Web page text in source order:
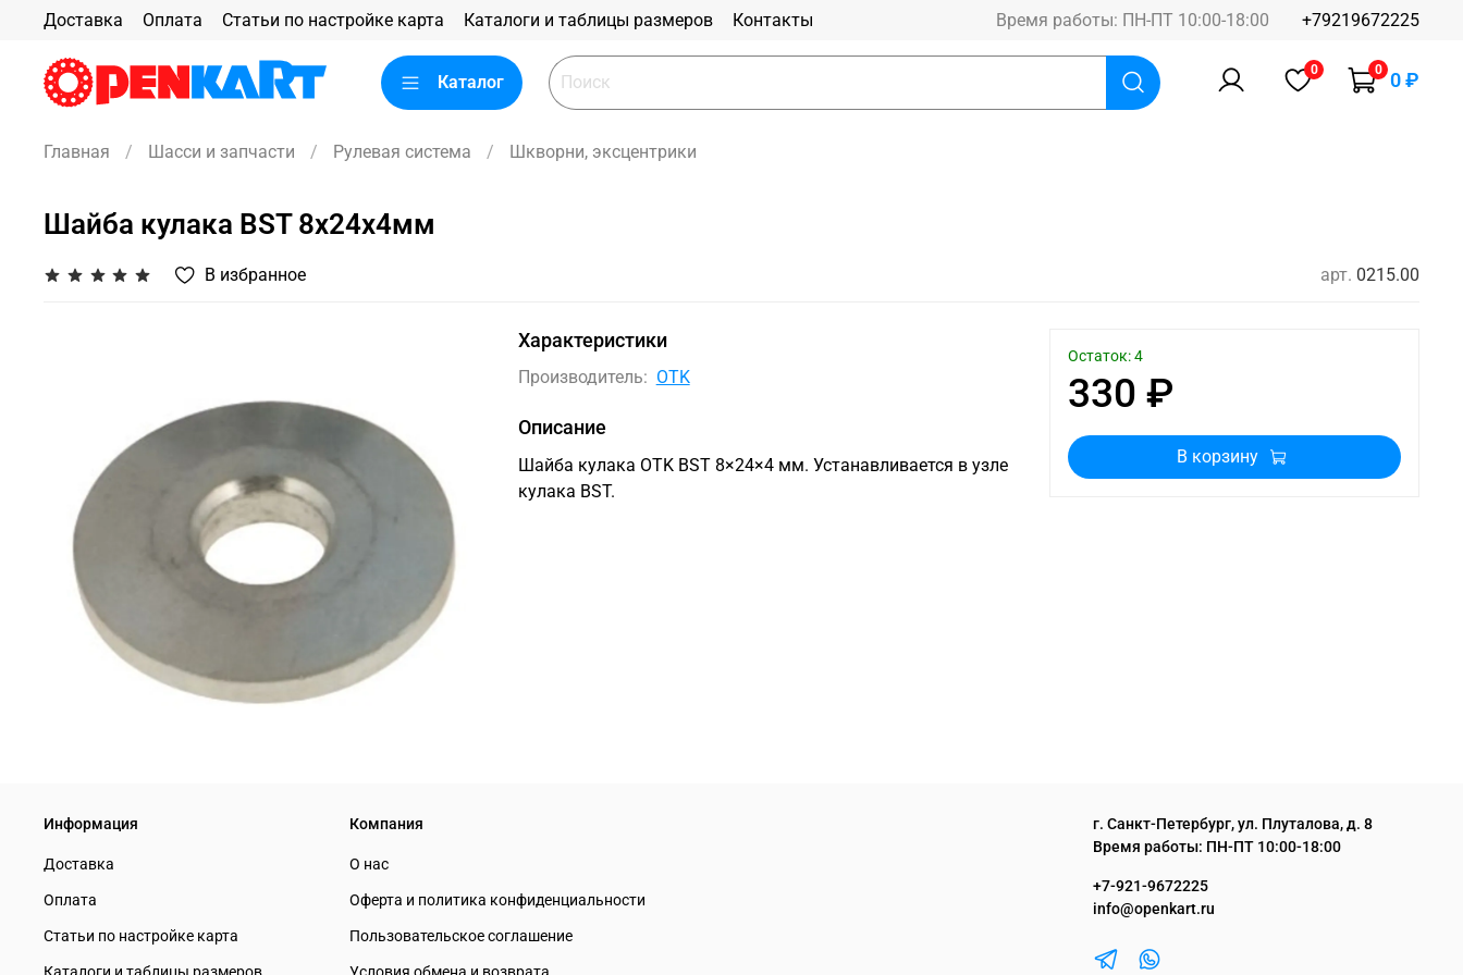
Доставка Оплата Статьи по настройке карта Каталоги и таблицы размеров Контакты Время работы: ПН-ПТ 10:00-18:00 +79219672225
Каталог
0 0 0 ₽
Главная Шасси и запчасти Рулевая система Шкворни, эксцентрики
Шайба кулака BST 8x24x4мм
В избранное арт. 0215.00
Характеристики
Производитель: OTK
Описание
Шайба кулака OTK BST 8×24×4 мм. Устанавливается в узле
кулака BST.
330 ₽
Остаток: 4
В корзину
Информация
Доставка
Оплата
Статьи по настройке карта
Компания
О нас
Оферта и политика конфиденциальности
Пользовательское соглашение
г. Санкт-Петербург, ул. Плуталова, д. 8
Время работы: ПН-ПТ 10:00-18:00
+7-921-9672225
info@openkart.ru